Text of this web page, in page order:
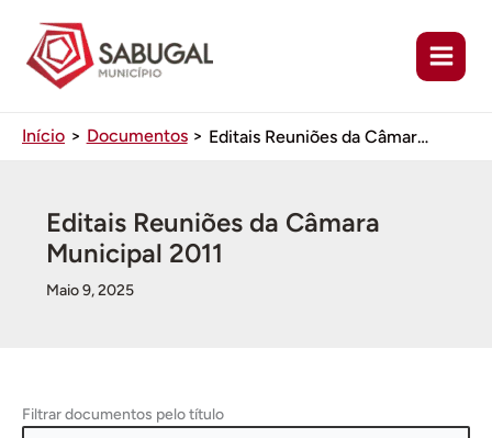
conteúdo
Início Documentos Editais Reuniões da Câmara Municipal 2011
Editais Reuniões da Câmara
Municipal 2011
Maio 9, 2025
Filtrar documentos pelo título